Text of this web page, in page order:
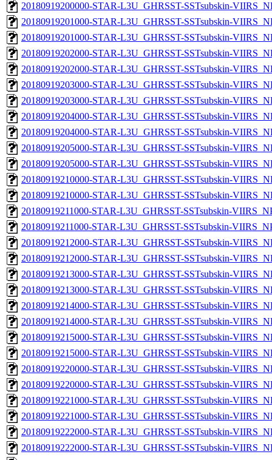
20180919200000-STAR-L3U_GHRSST-SSTsubskin-
20180919201000-STAR-L3U_GHRSST-SSTsubskin-
20180919201000-STAR-L3U_GHRSST-SSTsubskin-
20180919202000-STAR-L3U_GHRSST-SSTsubskin-
20180919202000-STAR-L3U_GHRSST-SSTsubskin-
20180919203000-STAR-L3U_GHRSST-SSTsubskin-
20180919203000-STAR-L3U_GHRSST-SSTsubskin-
20180919204000-STAR-L3U_GHRSST-SSTsubskin-
20180919204000-STAR-L3U_GHRSST-SSTsubskin-
20180919205000-STAR-L3U_GHRSST-SSTsubskin-
20180919205000-STAR-L3U_GHRSST-SSTsubskin-
20180919210000-STAR-L3U_GHRSST-SSTsubskin-
20180919210000-STAR-L3U_GHRSST-SSTsubskin-
20180919211000-STAR-L3U_GHRSST-SSTsubskin-
20180919211000-STAR-L3U_GHRSST-SSTsubskin-
20180919212000-STAR-L3U_GHRSST-SSTsubskin-
20180919212000-STAR-L3U_GHRSST-SSTsubskin-
20180919213000-STAR-L3U_GHRSST-SSTsubskin-
20180919213000-STAR-L3U_GHRSST-SSTsubskin-
20180919214000-STAR-L3U_GHRSST-SSTsubskin-
20180919214000-STAR-L3U_GHRSST-SSTsubskin-
20180919215000-STAR-L3U_GHRSST-SSTsubskin-
20180919215000-STAR-L3U_GHRSST-SSTsubskin-
20180919220000-STAR-L3U_GHRSST-SSTsubskin-
20180919220000-STAR-L3U_GHRSST-SSTsubskin-
20180919221000-STAR-L3U_GHRSST-SSTsubskin-
20180919221000-STAR-L3U_GHRSST-SSTsubskin-
20180919222000-STAR-L3U_GHRSST-SSTsubskin-
20180919222000-STAR-L3U_GHRSST-SSTsubskin-